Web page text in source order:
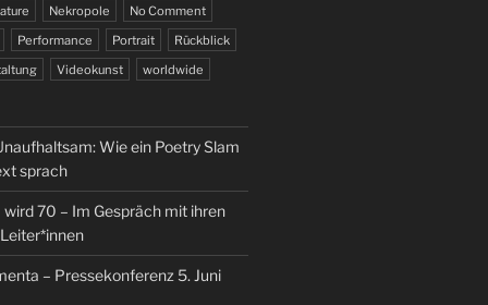
Nekropole
No Comment
Performance
Portrait
Rückblick
Videokunst worldwide
Wie ein Poetry Slam
sprach
70 – Im Gespräch mit ihren
– Pressekonferenz 5. Juni